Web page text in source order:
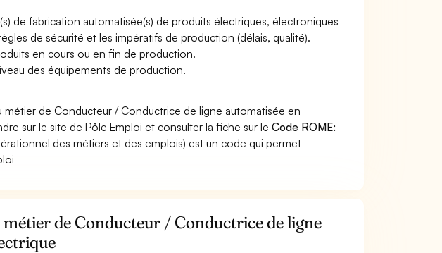
de fabrication automatisée(s) de produits électriques, électroniques
de sécurité et les impératifs de production (délais, qualité).
en cours ou en fin de production.
des équipements de production.
de Conducteur / Conductrice de ligne automatisée en
sur le site de Pôle Emploi et consulter la fiche sur leCode ROME:
des métiers et des emplois) est un code qui permet
de Conducteur / Conductrice de ligne